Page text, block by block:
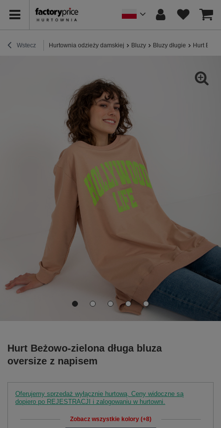
Wstecz Hurtownia odzieży damskiej Bluzy Bluzy długie Hurt
Hurt Beżowo-zielona długa bluza
oversize z napisem
Oferujemy sprzedaż wyłącznie hurtową. Ceny widoczne są
dopiero po REJESTRACJI i zalogowaniu w hurtowni.
Zobacz wszystkie kolory (+8)